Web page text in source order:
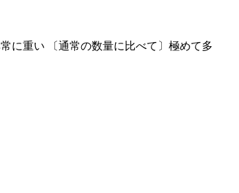
に重い 〔通常の数量に比べて〕極めて多